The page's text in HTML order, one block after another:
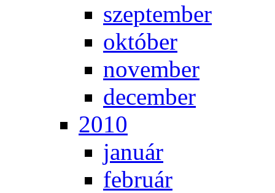
szep­tem­ber
ok­tó­ber
no­vem­ber
de­cem­ber
2010
ja­nu­ár
feb­ru­ár